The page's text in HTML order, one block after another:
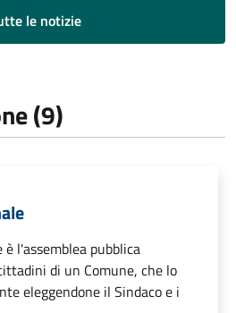
le notizie
(9)
l'assemblea pubblica
di un Comune, che lo
eleggendone il Sindaco e i